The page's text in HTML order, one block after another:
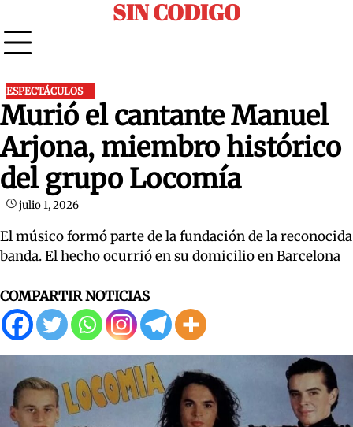
to
content
SIN CODIGO
ESPECTÁCULOS
Murió el cantante Manuel
Arjona, miembro histórico
del grupo Locomía
julio 1, 2026
El músico formó parte de la fundación de la reconocida
banda. El hecho ocurrió en su domicilio en Barcelona
COMPARTIR NOTICIAS